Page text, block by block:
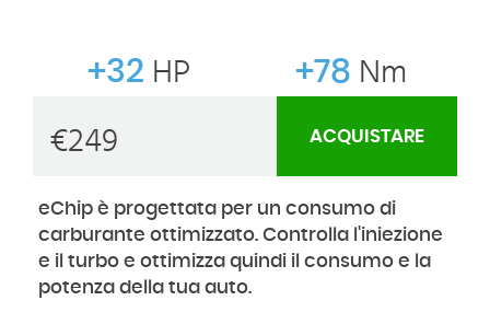
+32 HP +78 Nm
€249 ACQUISTARE
eChip è progettata per un consumo di
carburante ottimizzato. Controlla l'iniezione
e il turbo e ottimizza quindi il consumo e la
potenza della tua auto.